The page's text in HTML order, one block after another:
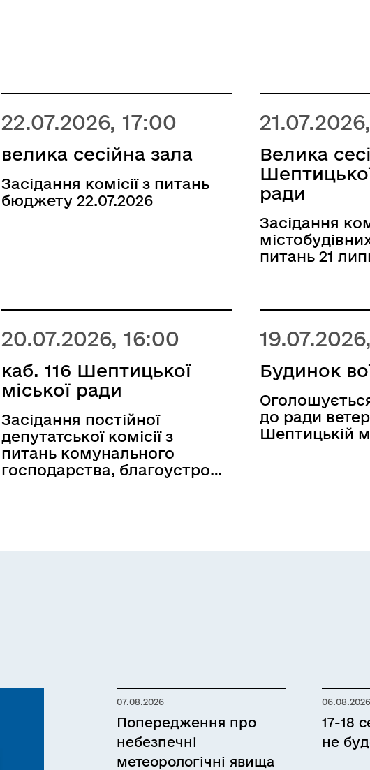
22.07.2026, 17:00
велика сесійна зала
Засідання комісії з питань
бюджету 22.07.2026
Велика
ради
Засідання
питань 21
20.07.2026, 16:00
каб. 116 Шептицької
міської ради
Засідання постійної
депутатської комісії з
питань комунального
господарства, благоустрою,
відбудеться 17.07.2026 о 16:00
Будинок
до ради
Шептицькій
07.08.2026
Попередження про
небезпечні
метеорологічні явища
06.08.2026
17-18
не